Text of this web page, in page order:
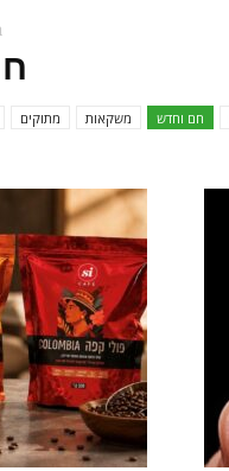
חם וחדש משקאות מתוקים